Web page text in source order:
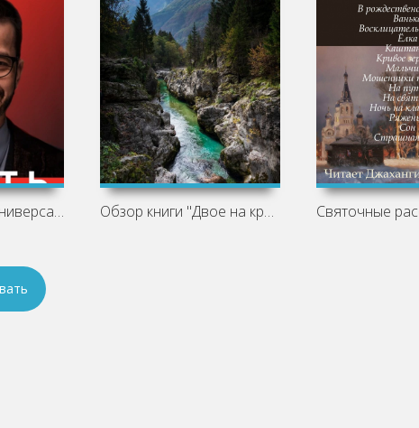
Убить иллюзии. Универсальные правила - Обзор книги "Двое на краю мира", Оливия